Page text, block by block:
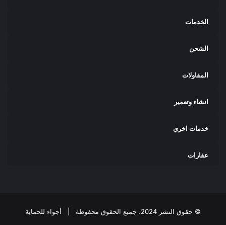
الخدمات
الشحن
المقاولات
انشاء وتعمير
خدمات اخري
عقارات
© حقوق النشر 2024، جميع الحقوق محفوظة |
أجواء للحماية